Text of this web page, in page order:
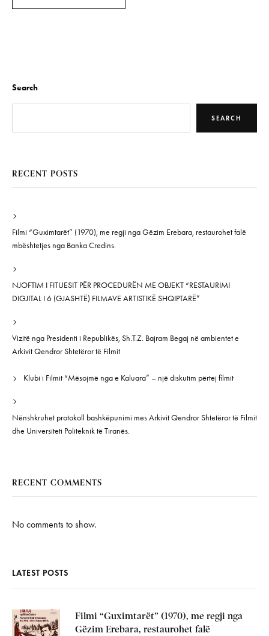
Search
SEARCH
RECENT POSTS
Filmi “Guximtarët” (1970), me regji nga Gëzim Erebara, restaurohet falë
mbështetjes nga Banka Credins.
NJOFTIM I FITUESIT PËR PROCEDURËN ME OBJEKT “RESTAURIMI
DIGJITAL I 6 (GJASHTË) FILMAVE ARTISTIKË SHQIPTARË”
Vizitë nga Presidenti i Republikës, Sh.T.Z. Bajram Begaj në ambientet e
Arkivit Qendror Shtetëror të Filmit
Klubi i Filmit “Mësojmë nga e Kaluara” – një diskutim përtej filmit
Nënshkruhet protokoll bashkëpunimi mes Arkivit Qendror Shtetëror të Filmit
dhe Universiteti Politeknik të Tiranës.
RECENT COMMENTS
No comments to show.
LATEST POSTS
Filmi “Guximtarët” (1970), me regji nga
Gëzim Erebara, restaurohet falë